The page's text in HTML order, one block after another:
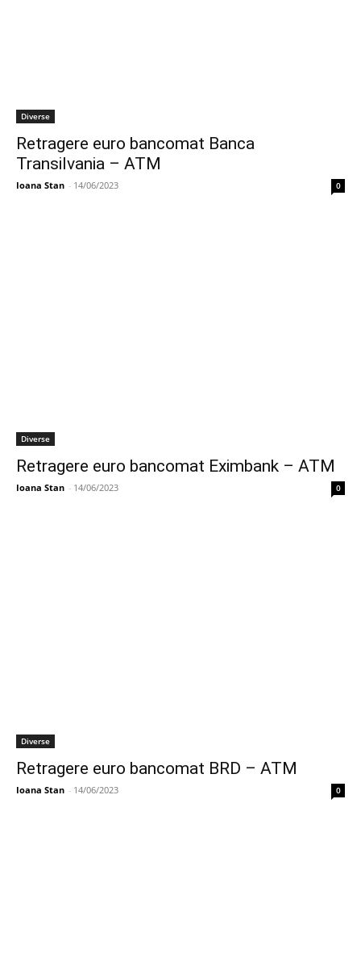
Diverse
Retragere euro bancomat Banca
Transilvania – ATM
Ioana Stan - 14/06/2023 0
Diverse
Retragere euro bancomat Eximbank – ATM
Ioana Stan - 14/06/2023 0
Diverse
Retragere euro bancomat BRD – ATM
Ioana Stan - 14/06/2023 0